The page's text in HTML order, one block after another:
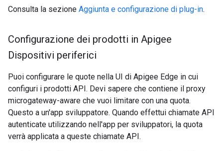
Consulta la sezione Aggiunta e configurazione di plug-in.
Configurazione dei prodotti in Apigee
Dispositivi periferici
Puoi configurare le quote nella UI di Apigee Edge in cui
configuri i prodotti API. Devi sapere che contiene il proxy
microgateway-aware che vuoi limitare con una quota.
Questo a un'app sviluppatore. Quando effettui chiamate API
autenticate utilizzando nell'app per sviluppatori, la quota
verrà applicata a queste chiamate API.